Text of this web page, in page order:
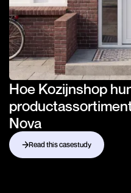
Hoe Kozijnshop
Nova
Read this casestudy